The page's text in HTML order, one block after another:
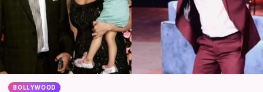
BOLLYWOOD